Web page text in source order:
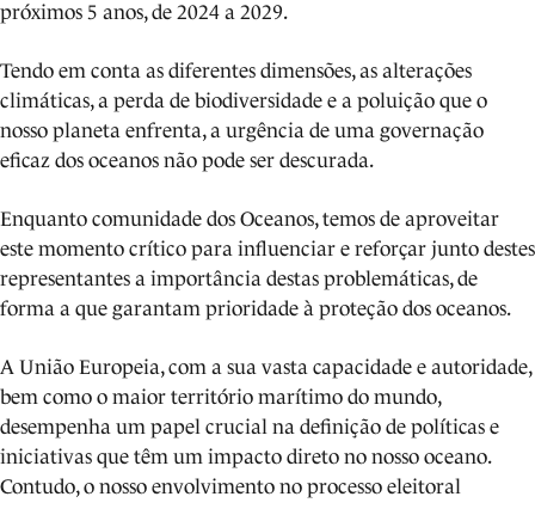
próximos 5 anos, de 2024 a 2029.
Tendo em conta as diferentes dimensões, as alterações
climáticas, a perda de biodiversidade e a poluição que o
nosso planeta enfrenta, a urgência de uma governação
eficaz dos oceanos não pode ser descurada.
Enquanto comunidade dos Oceanos, temos de aproveitar
este momento crítico para influenciar e reforçar junto destes
representantes a importância destas problemáticas, de
forma a que garantam prioridade à proteção dos oceanos.
A União Europeia, com a sua vasta capacidade e autoridade,
bem como o maior território marítimo do mundo,
desempenha um papel crucial na definição de políticas e
iniciativas que têm um impacto direto no nosso oceano.
Contudo, o nosso envolvimento no processo eleitoral